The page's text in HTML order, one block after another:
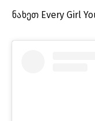
ნახეთ Every Girl